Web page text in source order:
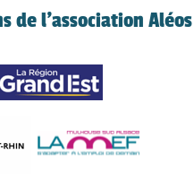
de l’association Aléos